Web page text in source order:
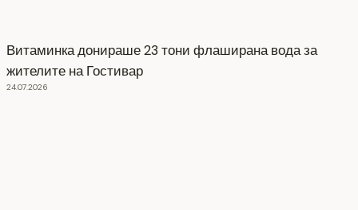
Витаминка донираше 23 тони флаширана вода за
жителите на Гостивар
24.07.2026